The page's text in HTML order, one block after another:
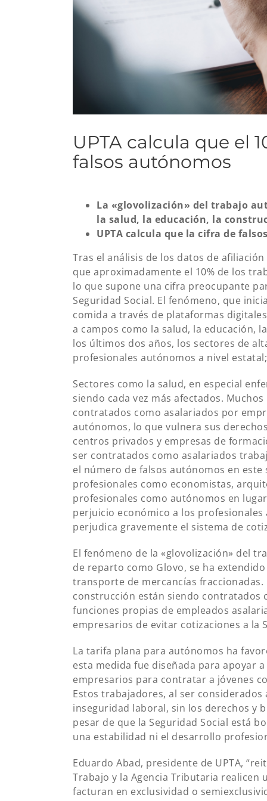
UPTA calcula que el
falsos autónomos
La «glovolización» del trabajo
la salud, la educación, la
UPTA calcula que la cifra de
Tras el análisis de los datos de
que aproximadamente el 10% de los
lo que supone una cifra preocupante
Seguridad Social. El fenómeno, que
comida a través de plataformas
a campos como la salud, la educación,
los últimos dos años, los sectores de
profesionales autónomos a nivel
Sectores como la salud, en especial
siendo cada vez más afectados.
contratados como asalariados por
autónomos, lo que vulnera sus
centros privados y empresas de
ser contratados como asalariados
el número de falsos autónomos en
profesionales como economistas,
profesionales como autónomos en
perjuicio económico a los
perjudica gravemente el sistema de
El fenómeno de la «glovolización» del
de reparto como Glovo, se ha
transporte de mercancías
construcción están siendo contratados
funciones propias de empleados
empresarios de evitar cotizaciones a la
La tarifa plana para autónomos ha
esta medida fue diseñada para apoyar
empresarios para contratar a jóvenes
Estos trabajadores, al ser
inseguridad laboral, sin los derechos y
pesar de que la Seguridad Social está
una estabilidad ni el desarrollo
Eduardo Abad, presidente de UPTA,
Trabajo y la Agencia Tributaria
facturan en exclusividad o